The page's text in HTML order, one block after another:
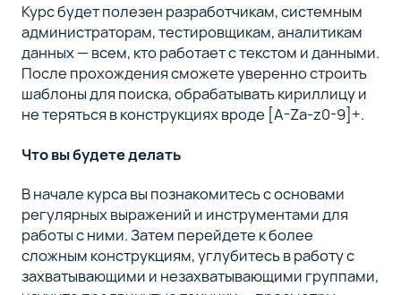
Курс будет полезен разработчикам, системным
администраторам, тестировщикам, аналитикам
данных — всем, кто работает с текстом и данными.
После прохождения сможете уверенно строить
шаблоны для поиска, обрабатывать кириллицу и
не теряться в конструкциях вроде [A-Za-z0-9]+.
Что вы будете делать
В начале курса вы познакомитесь с основами
регулярных выражений и инструментами для
работы с ними. Затем перейдете к более
сложным конструкциям, углубитесь в работу с
захватывающими и незахватывающими группами,